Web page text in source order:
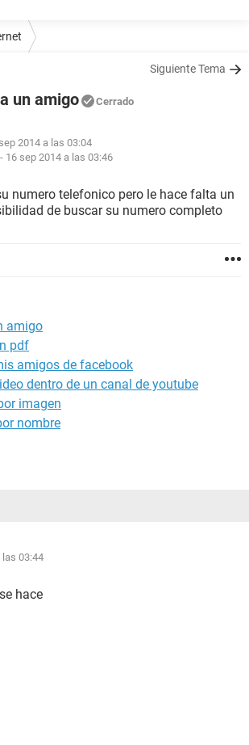
Siguiente Tema
un amigo Cerrado
2014 a las 03:04
- 16 sep 2014 a las 03:46
numero telefonico pero le hace falta un
de buscar su numero completo
amigo
pdf
amigos de facebook
dentro de un canal de youtube
imagen
nombre
las 03:44
hace